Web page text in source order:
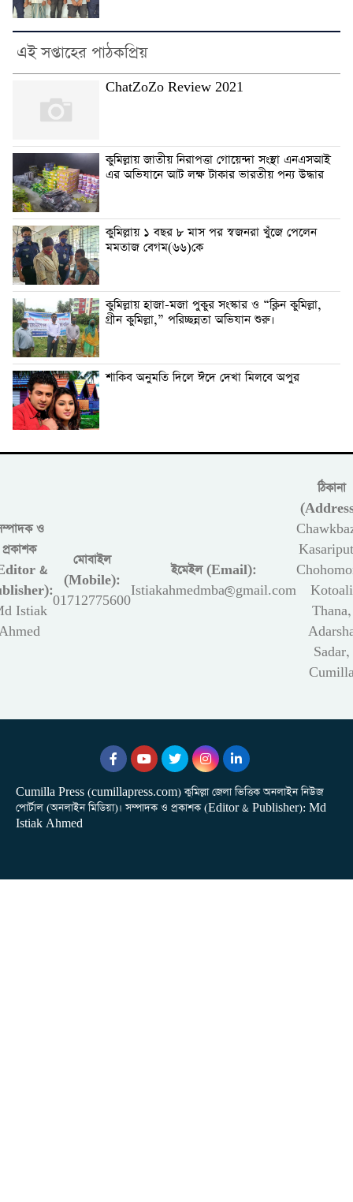
এই সপ্তাহের পাঠকপ্রিয়
ChatZoZo Review 2021
কুমিল্লায় জাতীয় নিরাপত্তা গোয়েন্দা সংস্থা এনএসআই
এর অভিযানে আট লক্ষ টাকার ভারতীয় পন্য উদ্ধার
কুমিল্লায় ১ বছর ৮ মাস পর স্বজনরা খুঁজে পেলেন
মমতাজ বেগম(৬৬)কে
কুমিল্লায় হাজা-মজা পুকুর সংস্কার ও “ক্লিন কুমিল্লা,
গ্রীন কুমিল্লা,” পরিচ্ছন্নতা অভিযান শুরু।
শাকিব অনুমতি দিলে ঈদে দেখা মিলবে অপুর
ও
প্রকাশক
&
Istiak
মোবাইল
(Mobile):
01712775600
ইমেইল (Email):
Istiakahmedmba@gmail.com
ঠিকানা
Kotoali
Thana,
Sadar,
Cumilla Press (cumillapress.com) কুমিল্লা জেলা ভিত্তিক অনলাইন নিউজ
পোর্টাল (অনলাইন মিডিয়া)। সম্পাদক ও প্রকাশক (Editor & Publisher): Md
Istiak Ahmed